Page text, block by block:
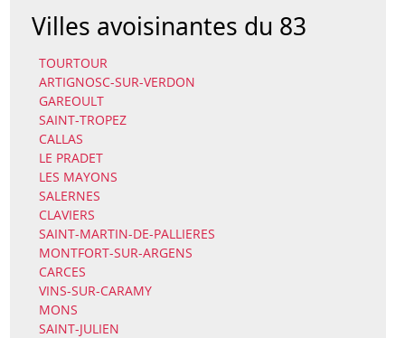
Villes avoisinantes du 83
TOURTOUR
ARTIGNOSC-SUR-VERDON
GAREOULT
SAINT-TROPEZ
CALLAS
LE PRADET
LES MAYONS
SALERNES
CLAVIERS
SAINT-MARTIN-DE-PALLIERES
MONTFORT-SUR-ARGENS
CARCES
VINS-SUR-CARAMY
MONS
SAINT-JULIEN